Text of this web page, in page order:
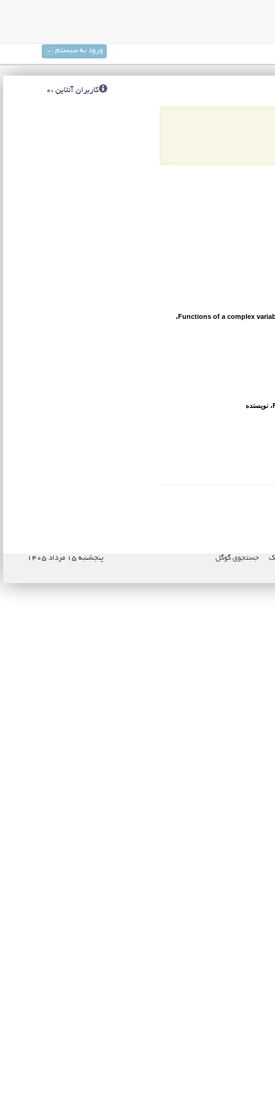
ورود به سیستم
Functions of a complex،
، نویسنده
کاربران آنلاین :0
جستجوی گوگل پنجشنبه ۱۵ مرداد ۱۴۰۵